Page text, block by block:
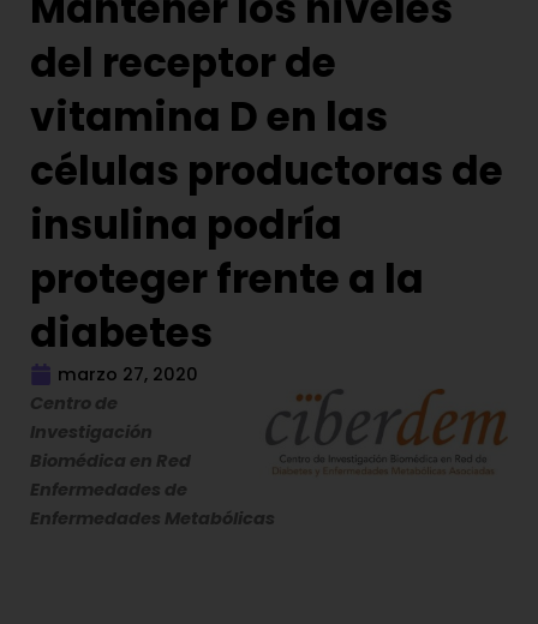
del receptor de
vitamina D en las
células productoras de
insulina podría
proteger frente a la
diabetes
marzo 27, 2020
Centro de
Investigación
Biomédica en Red
Enfermedades de
Enfermedades Metabólicas